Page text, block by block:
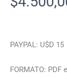
PAYPAL: U$D 15
FORMATO: PDF